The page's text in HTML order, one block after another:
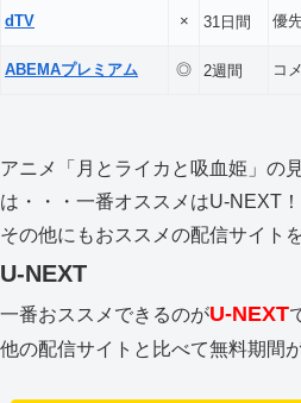
dTV × 31日間 優
ABEMAプレミアム ◎ 2週間 コ
アニメ「月とライカと吸血姫」の
は・・・一番オススメはU-NEXT！
その他にもおススメの配信サイト
U-NEXT
一番おススメできるのがU-NEXT
他の配信サイトと比べて無料期間